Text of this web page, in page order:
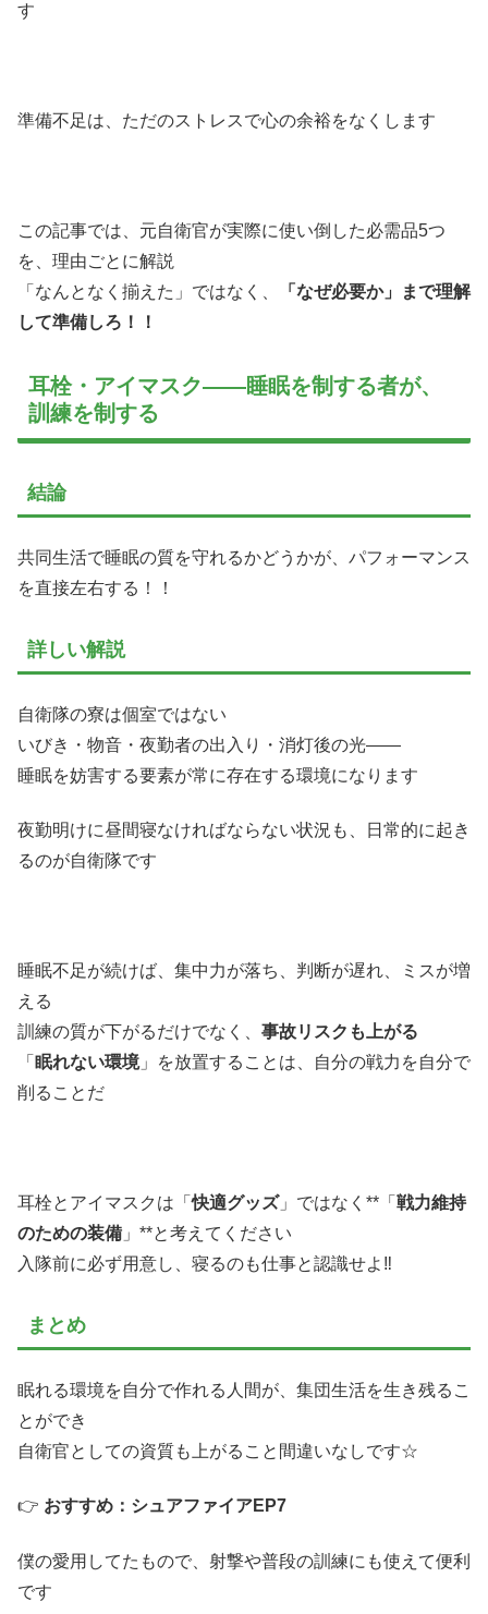
す
準備不足は、ただのストレスで心の余裕をなくします
この記事では、元自衛官が実際に使い倒した必需品5つ
を、理由ごとに解説
「なんとなく揃えた」ではなく、
「なぜ必要か」まで理解
して準備しろ！！
耳栓・アイマスク——睡眠を制する者が、
訓練を制する
結論
共同生活で睡眠の質を守れるかどうかが、パフォーマンス
を直接左右する！！
詳しい解説
自衛隊の寮は個室ではない
いびき・物音・夜勤者の出入り・消灯後の光——
睡眠を妨害する要素が常に存在する環境になります
夜勤明けに昼間寝なければならない状況も、日常的に起き
るのが自衛隊です
睡眠不足が続けば、集中力が落ち、判断が遅れ、ミスが増
える
訓練の質が下がるだけでなく、 事故リスクも上がる
「 眠れない環境」を放置することは、自分の戦力を自分で
削ることだ
耳栓とアイマスクは「快適グッズ」ではなく**「 戦力維持
のための装備 」**と考えてください
入隊前に必ず用意し、寝るのも仕事と認識せよ‼
まとめ
眠れる環境を自分で作れる人間が、集団生活を生き残るこ
とができ
自衛官としての資質も上がること間違いなしです☆
👉 おすすめ：シュアファイアEP7
僕の愛用してたもので、射撃や普段の訓練にも使えて便利
です